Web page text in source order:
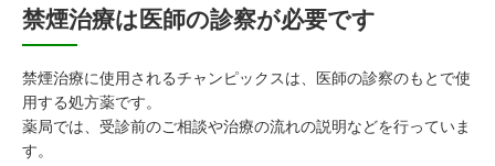
禁煙治療は医師の診察が必要です
禁煙治療に使用されるチャンピックスは、医師の診察のもとで使
用する処方薬です。
薬局では、受診前のご相談や治療の流れの説明などを行っていま
す。